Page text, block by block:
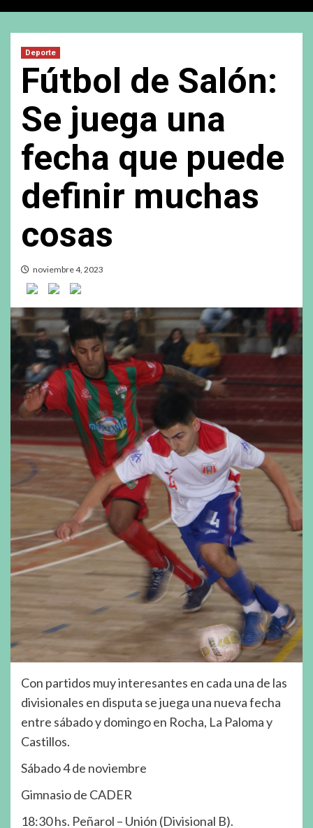
Deporte
Fútbol de Salón:
Se juega una
fecha que puede
definir muchas
cosas
noviembre 4, 2023
Con partidos muy interesantes en cada una de las
divisionales en disputa se juega una nueva fecha
entre sábado y domingo en Rocha, La Paloma y
Castillos.
Sábado 4 de noviembre
Gimnasio de CADER
18:30 hs. Peñarol – Unión (Divisional B).